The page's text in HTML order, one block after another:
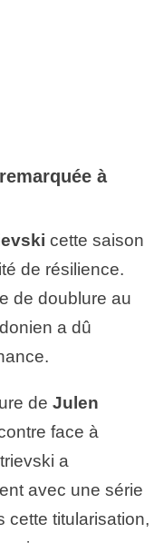
à
cette saison
de résilience.
de doublure au
a dû
de Julen
face à
a
avec une série
cette titularisation,